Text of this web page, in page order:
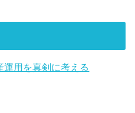
用を真剣に考える